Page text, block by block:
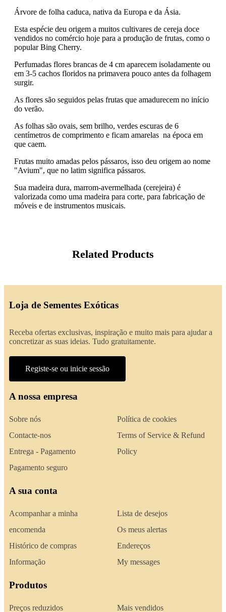
Árvore de folha caduca, nativa da Europa e da Ásia.
Esta espécie deu origem a muitos cultivares de cereja doce
vendidos no comércio hoje para a produção de frutas, como o
popular Bing Cherry.
Perfumadas flores brancas de 4 cm aparecem isoladamente ou
em 3-5 cachos floridos na primavera pouco antes da folhagem
surgir.
As flores são seguidos pelas frutas que amadurecem no início
do verão.
As folhas são ovais, sem brilho, verdes escuras de 6
centímetros de comprimento e ficam amarelas na época em
que caem.
Frutas muito amadas pelos pássaros, isso deu origem ao nome
"Avium", que no latim significa pássaros.
Sua madeira dura, marrom-avermelhada (cerejeira) é
valorizada como uma madeira para corte, para fabricação de
móveis e de instrumentos musicais.
Related Products
Loja de Sementes Exóticas
Receba ofertas exclusivas, inspiração e muito mais para ajudar a
concretizar as suas ideias. Tudo gratuitamente.
Registe-se ou inicie sessão
A nossa empresa
Sobre nós
Contacte-nos
Entrega - Pagamento
Pagamento seguro
Política de cookies
Terms of Service & Refund
Policy
A sua conta
Acompanhar a minha
encomenda
Histórico de compras
Informação
Lista de desejos
Os meus alertas
Endereços
My messages
Produtos
Preços reduzidos Mais vendidos